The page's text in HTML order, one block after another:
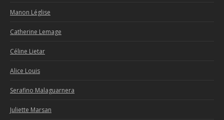
Manon Léglise
Catherine Lemage
Céline Lietar
Alice Louis
Serafino Malaguarnera
Juliette Marsan